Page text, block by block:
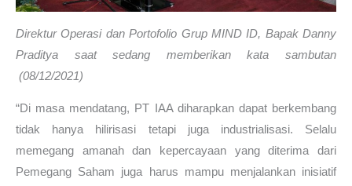
Direktur Operasi dan Portofolio Grup MIND ID, Bapak Danny
Praditya saat sedang memberikan kata sambutan
(08/12/2021)
“Di masa mendatang, PT IAA diharapkan dapat berkembang
tidak hanya hilirisasi tetapi juga industrialisasi. Selalu
memegang amanah dan kepercayaan yang diterima dari
Pemegang Saham juga harus mampu menjalankan inisiatif